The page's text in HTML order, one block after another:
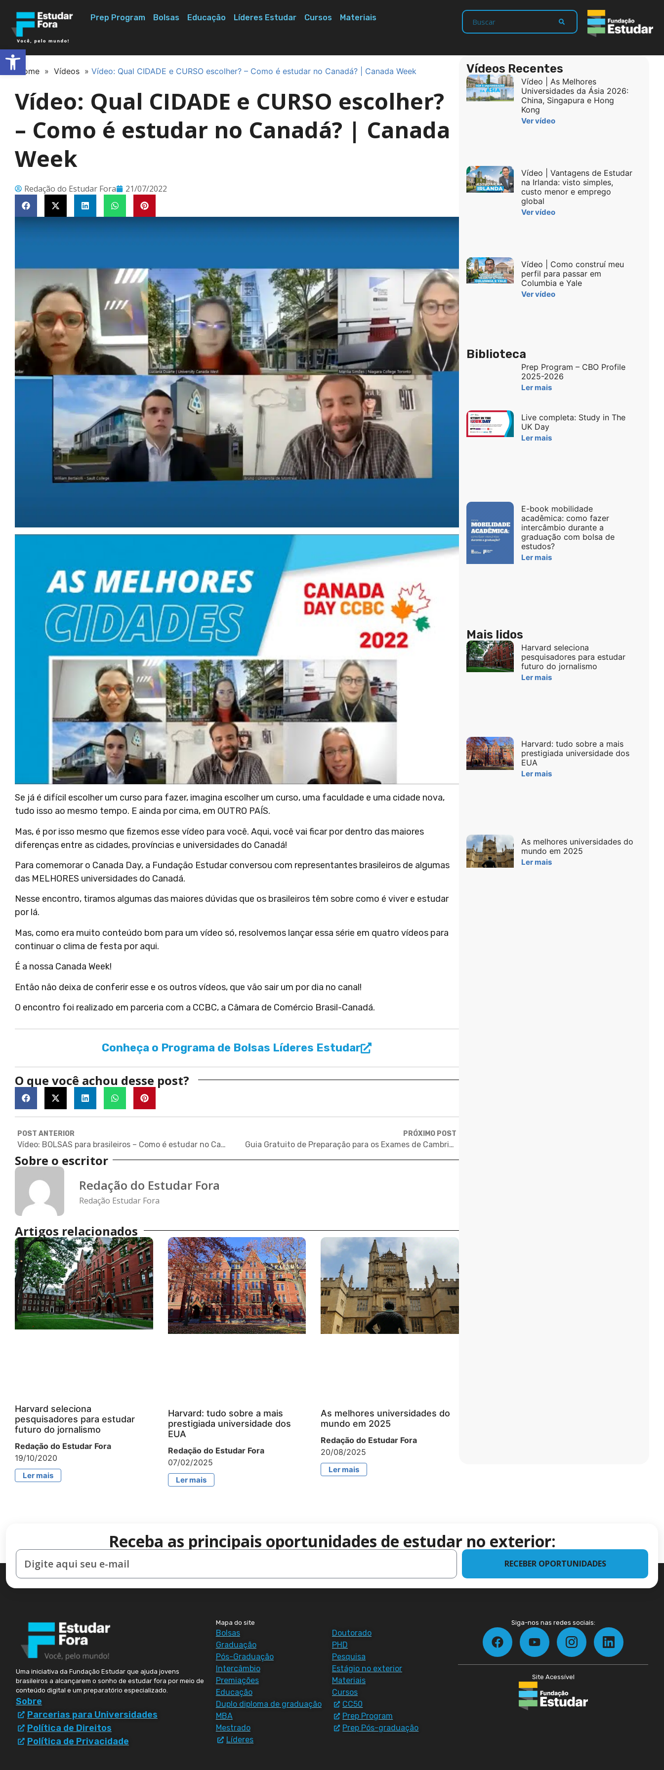
Prep Program Bolsas Educação Líderes Estudar Cursos Materiais
Home » Vídeos » Vídeo: Qual CIDADE e CURSO escolher? – Como é estudar no Canadá? | Canada Week
Vídeo: Qual CIDADE e CURSO escolher?
– Como é estudar no Canadá? | Canada
Week
Redação do Estudar Fora 21/07/2022
Se já é difícil escolher um curso para fazer, imagina escolher um curso, uma faculdade e uma cidade nova,
tudo isso ao mesmo tempo. E ainda por cima, em OUTRO PAÍS.
Mas, é por isso mesmo que fizemos esse vídeo para você. Aqui, você vai ficar por dentro das maiores
diferenças entre as cidades, províncias e universidades do Canadá!
Para comemorar o Canada Day, a Fundação Estudar conversou com representantes brasileiros de algumas
das MELHORES universidades do Canadá.
Nesse encontro, tiramos algumas das maiores dúvidas que os brasileiros têm sobre como é viver e estudar
por lá.
Mas, como era muito conteúdo bom para um vídeo só, resolvemos lançar essa série em quatro vídeos para
continuar o clima de festa por aqui.
É a nossa Canada Week!
Então não deixa de conferir esse e os outros vídeos, que vão sair um por dia no canal!
O encontro foi realizado em parceria com a CCBC, a Câmara de Comércio Brasil-Canadá.
Conheça o Programa de Bolsas Líderes Estudar
O que você achou desse post?
POST ANTERIOR
Vídeo: BOLSAS para brasileiros – Como é estudar no Canadá? | Canada Week
PRÓXIMO POST
Guia Gratuito de Preparação para os Exames de Cambridge (FCE, CAE e CPE)
Sobre o escritor
Redação do Estudar Fora
Redação Estudar Fora
Artigos relacionados
Harvard seleciona
pesquisadores para estudar
futuro do jornalismo
Redação do Estudar Fora
19/10/2020
Ler mais
Harvard: tudo sobre a mais
prestigiada universidade dos
EUA
Redação do Estudar Fora
07/02/2025
Ler mais
As melhores universidades do
mundo em 2025
Redação do Estudar Fora
20/08/2025
Ler mais
Vídeos Recentes
Vídeo | As Melhores
Universidades da Ásia 2026:
China, Singapura e Hong
Kong
Ver vídeo
Vídeo | Vantagens de Estudar
na Irlanda: visto simples,
custo menor e emprego
global
Ver vídeo
Vídeo | Como construí meu
perfil para passar em
Columbia e Yale
Ver vídeo
Biblioteca
Prep Program – CBO Profile
2025-2026
Ler mais
Live completa: Study in The
UK Day
Ler mais
E-book mobilidade
acadêmica: como fazer
intercâmbio durante a
graduação com bolsa de
estudos?
Ler mais
Mais lidos
Harvard seleciona
pesquisadores para estudar
futuro do jornalismo
Ler mais
Harvard: tudo sobre a mais
prestigiada universidade dos
EUA
Ler mais
As melhores universidades do
mundo em 2025
Ler mais
Receba as principais oportunidades de estudar no exterior:
RECEBER OPORTUNIDADES
Uma iniciativa da Fundação Estudar que ajuda jovens
brasileiros a alcançarem o sonho de estudar fora por meio de
conteúdo digital e um preparatório especializado.
Sobre
Parcerias para Universidades
Política de Direitos
Política de Privacidade
Mapa do site
Bolsas
Graduação
Pós-Graduação
Intercâmbio
Premiações
Educação
Duplo diploma de graduação
MBA
Mestrado
Líderes
Doutorado
PHD
Pesquisa
Estágio no exterior
Materiais
Cursos
CC50
Prep Program
Prep Pós-graduação
Siga-nos nas redes sociais:
Site Acessível
Abrir a barra de ferramentas